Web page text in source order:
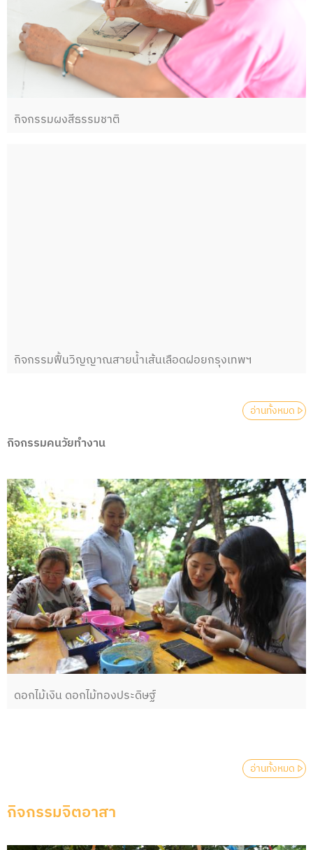
กิจกรรมผงสีธรรมชาติ
กิจกรรมฟื้นวิญญาณสายน้ำเส้นเลือดฝอยกรุงเทพฯ
อ่านทั้งหมด
กิจกรรมคนวัยทํางาน
ดอกไม้เงิน ดอกไม้ทองประดิษฐ์
อ่านทั้งหมด
กิจกรรมจิตอาสา